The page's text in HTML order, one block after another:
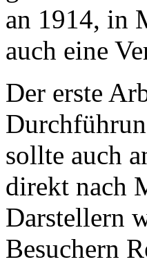
an 1914, in
auch eine
Der erste
sollte auch
direkt nach
Darstellern
Besuchern